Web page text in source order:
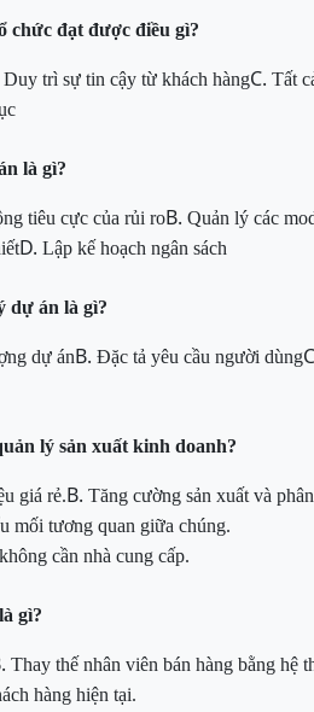
chức đạt được điều gì?
Duy trì sự tin cậy từ khách hàngC. Tất
là gì?
tiêu cực của rủi roB. Quản lý các
D. Lập kế hoạch ngân sách
dự án là gì?
dự ánB. Đặc tả yêu cầu người dùng
lý sản xuất kinh doanh?
giá rẻ.B. Tăng cường sản xuất và
mối tương quan giữa chúng.
cần nhà cung cấp.
gì?
Thay thế nhân viên bán hàng bằng hệ
hàng hiện tại.